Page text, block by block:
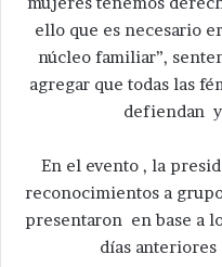
ello que es necesario
núcleo familiar”,
agregar que todas las
defiendan y
En el evento , la
reconocimientos a
presentaron en base a
días